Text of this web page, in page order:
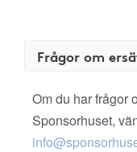
Frågor om
Om du har frågor
Sponsorhuset,